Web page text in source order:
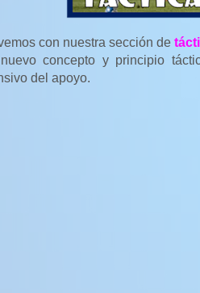
con nuestra sección de
concepto y principio
del apoyo.